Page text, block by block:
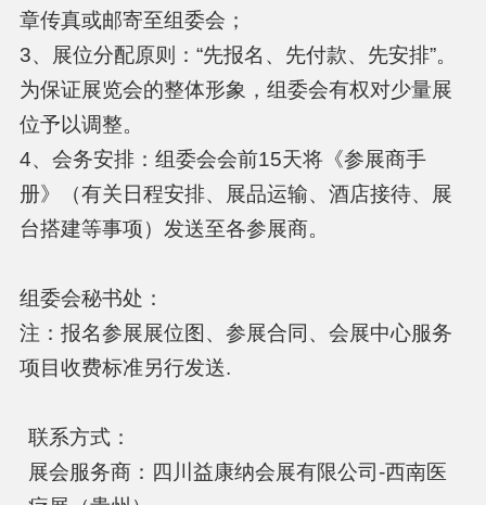
章传真或邮寄至组委会；
3、展位分配原则：“先报名、先付款、先安排”。
为保证展览会的整体形象，组委会有权对少量展
位予以调整。
4、会务安排：组委会会前15天将《参展商手
册》（有关日程安排、展品运输、酒店接待、展
台搭建等事项）发送至各参展商。
组委会秘书处：
注：报名参展展位图、参展合同、会展中心服务
项目收费标准另行发送.
联系方式：
展会服务商：四川益康纳会展有限公司-西南医